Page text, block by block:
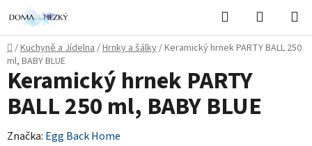
na
obsah
Hledat
KOŠÍK
Domů
/Kuchyně a Jídelna/Hrnky a šálky/Keramický hrnek PARTY BALL 250
ml, BABY BLUE
Keramický hrnek PARTY
BALL 250 ml, BABY BLUE
Značka: Egg Back Home